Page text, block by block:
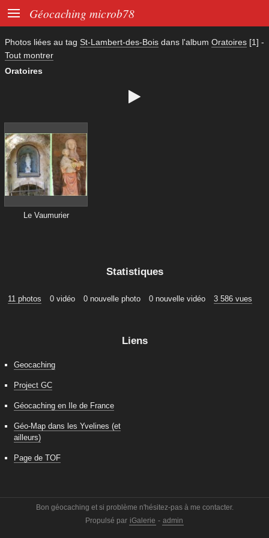
 Géocaching microb78
Photos liées au tag St-Lambert-des-Bois dans l'album Oratoires [1] -
Tout montrer
Oratoires

Le Vaumurier
Statistiques
11 photos 0 vidéo 0 nouvelle photo 0 nouvelle vidéo 3 586 vues
Liens
Geocaching
Project GC
Géocaching en Ile de France
Géo-Map dans les Yvelines (et
ailleurs)
Page de TOF
Bon géocaching et si problème n'hésitez-pas à me contacter.
Propulsé par iGalerie - admin